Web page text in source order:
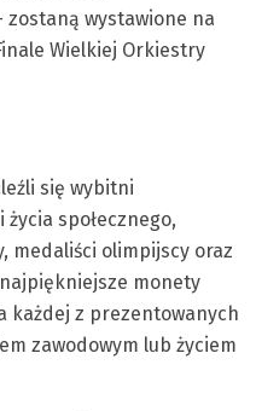
wystawione na
Wielkiej Orkiestry
się wybitni
społecznego,
medaliści olimpijscy oraz
monety
każdej z prezentowanych
zawodowym lub życiem